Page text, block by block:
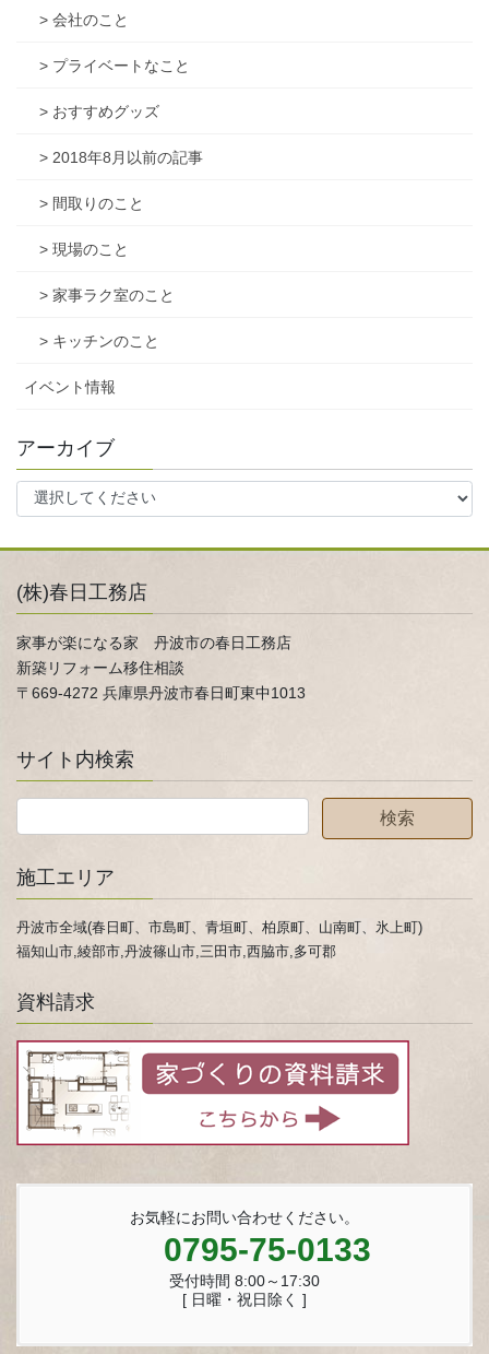
> 会社のこと
> プライベートなこと
> おすすめグッズ
> 2018年8月以前の記事
> 間取りのこと
> 現場のこと
> 家事ラク室のこと
> キッチンのこと
イベント情報
アーカイブ
(株)春日工務店
家事が楽になる家 丹波市の春日工務店
新築リフォーム移住相談
〒669-4272 兵庫県丹波市春日町東中1013
サイト内検索
施工エリア
丹波市全域(春日町、市島町、青垣町、柏原町、山南町、氷上町)
福知山市,綾部市,丹波篠山市,三田市,西脇市,多可郡
資料請求
お気軽にお問い合わせください。
0795-75-0133
受付時間 8:00～17:30
[ 日曜・祝日除く ]